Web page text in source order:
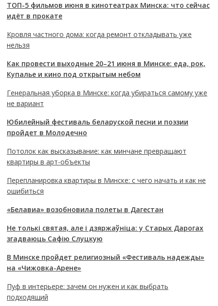
ТОП-5 фильмов июня в кинотеатрах Минска: что сейчас
идёт в прокате
Кровля частного дома: когда ремонт откладывать уже
нельзя
Как провести выходные 20–21 июня в Минске: еда, рок,
Купалье и кино под открытым небом
Генеральная уборка в Минске: когда убираться самому уже
не вариант
Юбилейный фестиваль беларуской песни и поэзии
пройдет в Молодечно
Потолок как высказывание: как минчане превращают
квартиры в арт-объекты
Перепланировка квартиры в Минске: с чего начать и как не
ошибиться
«Белавиа» возобновила полеты в Дагестан
Не толькі святая, але і дзяржаўніца: у Старых Дарогах
згадваюць Сафію Слуцкую
В Минске пройдет религиозный «Фестиваль надежды»
на «Чижовка-Арене»
Пуф в интерьере: зачем он нужен и как выбрать
подходящий